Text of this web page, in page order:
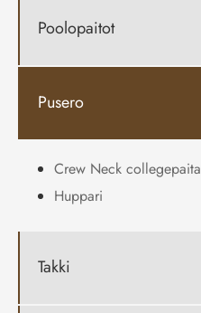
Poolopaitot
Pusero
Crew Neck collegepaita
Huppari
Takki